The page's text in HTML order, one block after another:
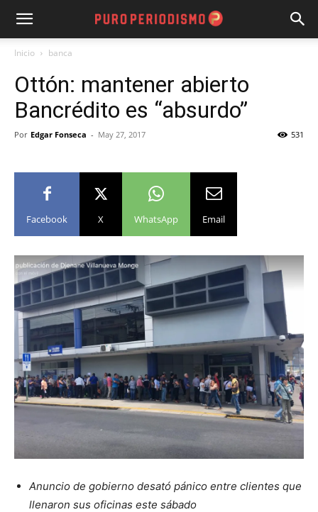
Inicio banca
Ottón: mantener abierto
Bancrédito es “absurdo”
Por Edgar Fonseca - May 27, 2017 531
Facebook X WhatsApp Email
Anuncio de gobierno desató pánico entre clientes que
llenaron sus oficinas este sábado